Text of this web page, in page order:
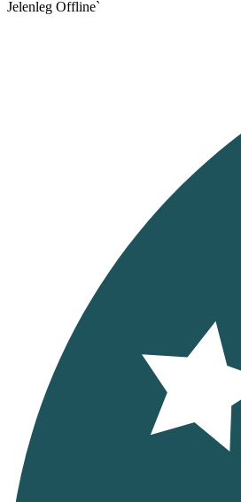
Jelenleg Offline`